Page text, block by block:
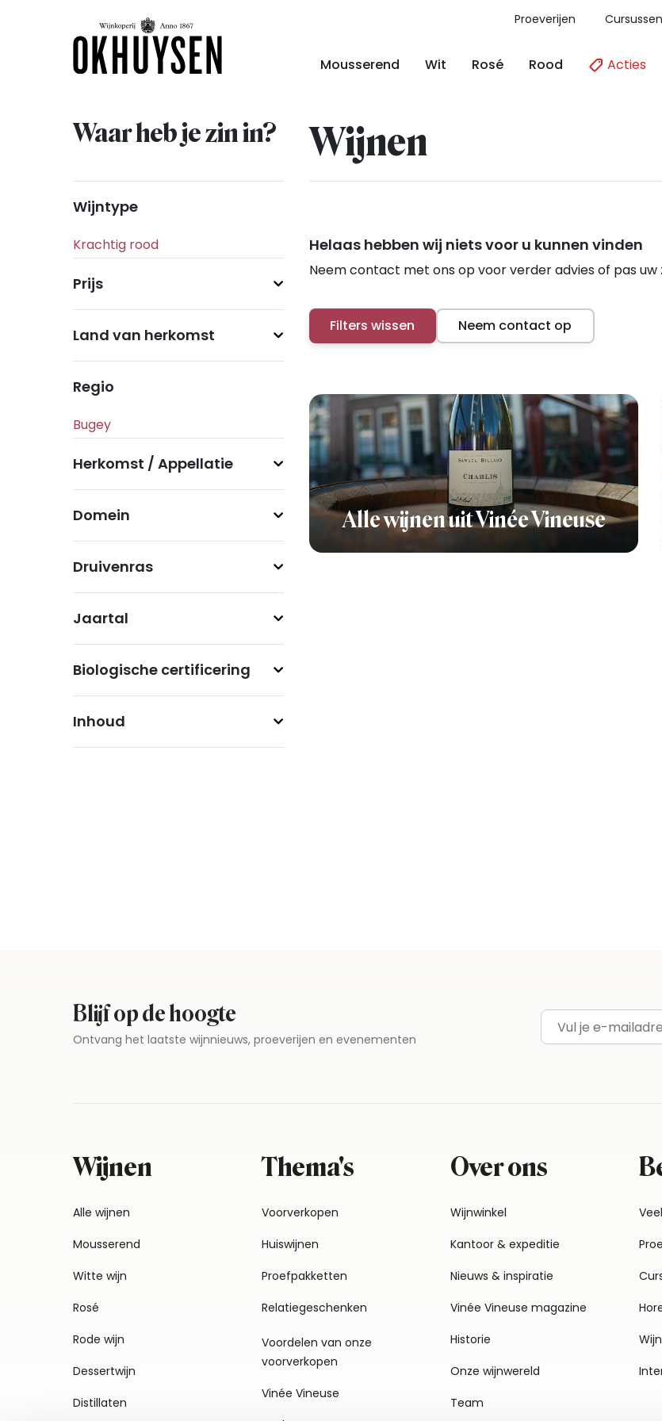
Proeverijen Cursussen
Mousserend Wit Rosé Rood Acties
Waar heb je zin in? Wijnen
Wijntype
Prijs
Land van herkomst
Regio
Herkomst / Appellatie
Domein
Druivenras
Jaartal
Biologische certificering
Inhoud
Helaas hebben wij niets voor u kunnen vinden
Neem contact met ons op voor verder advies of pas
Filters wissen Neem contact op
Alle wijnen uit Vinée Vineuse
Blijf op de hoogte
Ontvang het laatste wijnnieuws, proeverijen en evenementen E-mailadres
Wijnen
Alle wijnen
Mousserend
Witte wijn
Rosé
Rode wijn
Dessertwijn
Distillaten
Thema's
Voorverkopen
Huiswijnen
Proefpakketten
Relatiegeschenken
Voordelen van onze
voorverkopen
Vinée Vineuse
Over ons
Wijnwinkel
Kantoor & expeditie
Nieuws & inspiratie
Vinée Vineuse magazine
Historie
Onze wijnwereld
Team